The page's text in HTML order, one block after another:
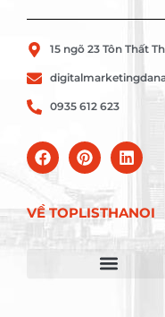
15 ngõ 23 Tôn Thất
0935 612 623
VỀ TOPLISTHANOI